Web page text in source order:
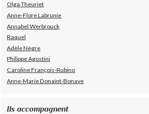
Olga Theuriet
Anne-Flore Labrunie
Annabel Werbrouck
Raquel
Adèle Nègre
Philippe Agostini
Caroline François-Rubino
Anne-Marie Donaint-Bonave
Ils accompagnent